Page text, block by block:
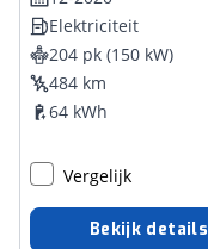
Elektriciteit
204 pk (150 kW)
484 km
64 kWh
Vergelijk
Bekijk details